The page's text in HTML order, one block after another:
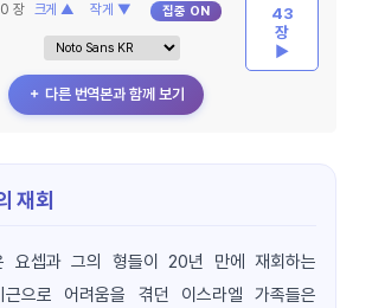
장 크게 ▲ 작게 ▼ 집중 ON
＋ 다른 번역본과 함께 보기
43
장
▶
재회
요셉과 그의 형들이 20년 만에 재회하는
근으로 어려움을 겪던 이스라엘 가족들은